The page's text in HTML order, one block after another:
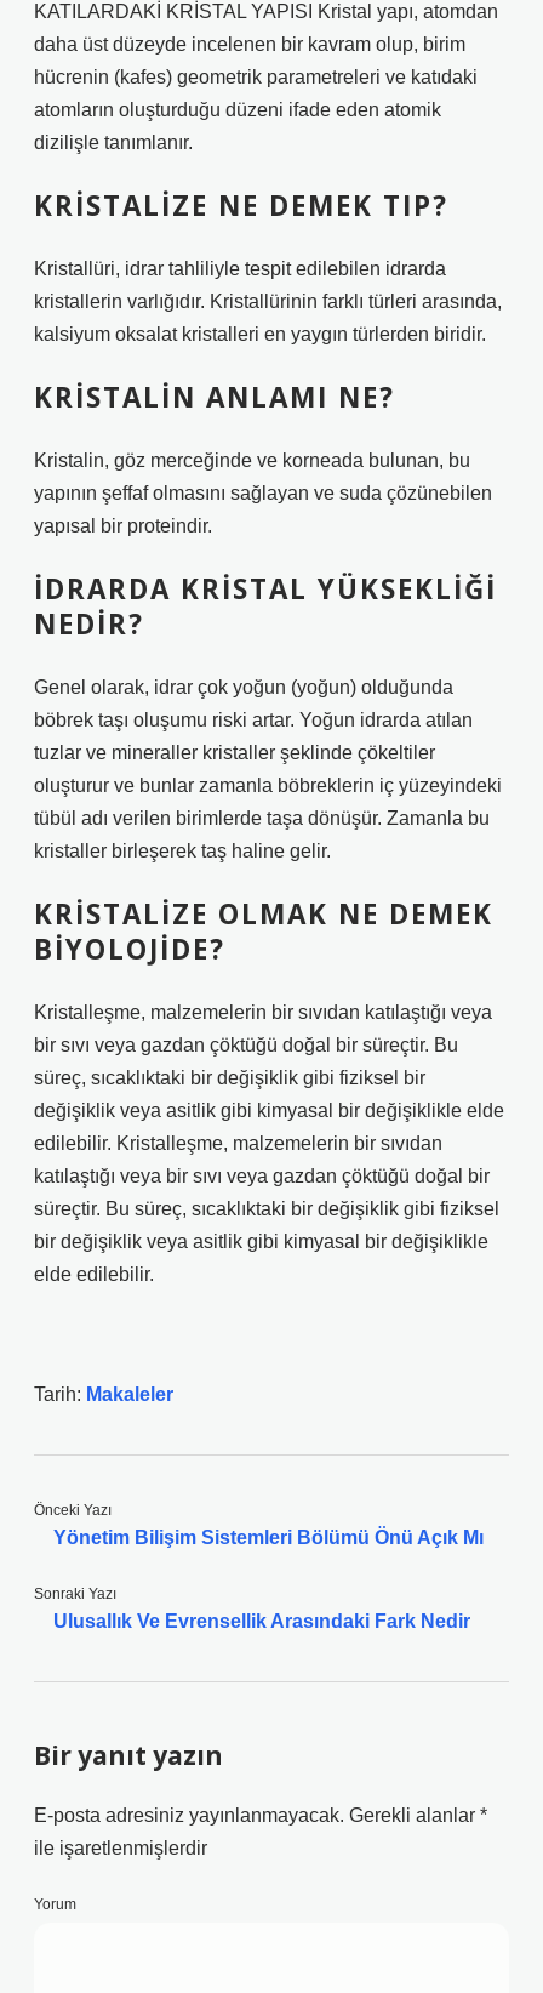
KATILARDAKİ KRİSTAL YAPISI Kristal yapı, atomdan
daha üst düzeyde incelenen bir kavram olup, birim
hücrenin (kafes) geometrik parametreleri ve katıdaki
atomların oluşturduğu düzeni ifade eden atomik
dizilişle tanımlanır.
KRISTALIZE NE DEMEK TIP?
Kristallüri, idrar tahliliyle tespit edilebilen idrarda
kristallerin varlığıdır. Kristallürinin farklı türleri arasında,
kalsiyum oksalat kristalleri en yaygın türlerden biridir.
KRISTALIN ANLAMI NE?
Kristalin, göz merceğinde ve korneada bulunan, bu
yapının şeffaf olmasını sağlayan ve suda çözünebilen
yapısal bir proteindir.
İDRARDA KRISTAL YÜKSEKLIĞI
NEDIR?
Genel olarak, idrar çok yoğun (yoğun) olduğunda
böbrek taşı oluşumu riski artar. Yoğun idrarda atılan
tuzlar ve mineraller kristaller şeklinde çökeltiler
oluşturur ve bunlar zamanla böbreklerin iç yüzeyindeki
tübül adı verilen birimlerde taşa dönüşür. Zamanla bu
kristaller birleşerek taş haline gelir.
KRISTALIZE OLMAK NE DEMEK
BIYOLOJIDE?
Kristalleşme, malzemelerin bir sıvıdan katılaştığı veya
bir sıvı veya gazdan çöktüğü doğal bir süreçtir. Bu
süreç, sıcaklıktaki bir değişiklik gibi fiziksel bir
değişiklik veya asitlik gibi kimyasal bir değişiklikle elde
edilebilir. Kristalleşme, malzemelerin bir sıvıdan
katılaştığı veya bir sıvı veya gazdan çöktüğü doğal bir
süreçtir. Bu süreç, sıcaklıktaki bir değişiklik gibi fiziksel
bir değişiklik veya asitlik gibi kimyasal bir değişiklikle
elde edilebilir.
Tarih: Makaleler
Önceki Yazı
Yönetim Bilişim Sistemleri Bölümü Önü Açık Mı
Sonraki Yazı
Ulusallık Ve Evrensellik Arasındaki Fark Nedir
Bir yanıt yazın
E-posta adresiniz yayınlanmayacak. Gerekli alanlar *
ile işaretlenmişlerdir
Yorum